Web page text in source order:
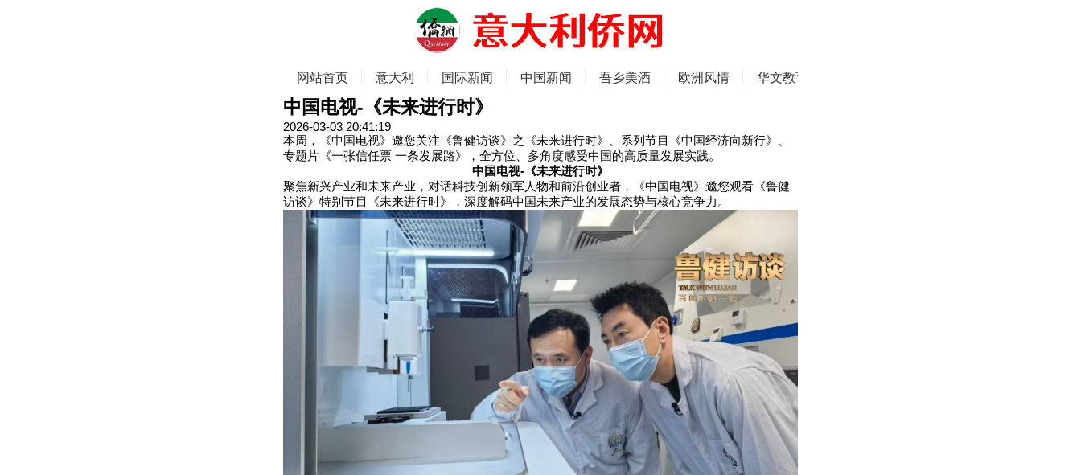
网站首页 意大利 国际新闻 中国新闻 吾乡美酒 欧洲风情 华文教育
中国电视-《未来进行时》
2026-03-03 20:41:19
本周，《中国电视》邀您关注《鲁健访谈》之《未来进行时》、系列节目《中国经济向新行》、
专题片《一张信任票 一条发展路》，全方位、多角度感受中国的高质量发展实践。
中国电视-《未来进行时》
聚焦新兴产业和未来产业，对话科技创新领军人物和前沿创业者，《中国电视》邀您观看《鲁健
访谈》特别节目《未来进行时》，深度解码中国未来产业的发展态势与核心竞争力。